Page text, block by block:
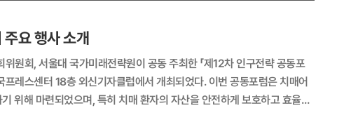
주요 행사 소개
외신기자클럽에서 개최되었다. 이번 공동포럼은 치매어
위해 마련되었으며, 특히 치매 환자의 자산을 안전하게 보호하고 효율적